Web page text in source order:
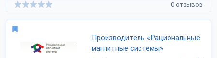
0 отзывов
Производитель «Рациональные
магнитные системы»